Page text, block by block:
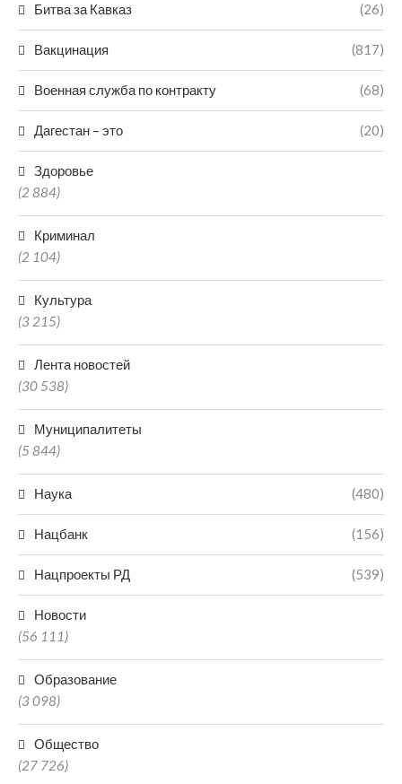
Битва за Кавказ (26)
Вакцинация (817)
Военная служба по контракту (68)
Дагестан – это (20)
Здоровье
(2 884)
Криминал
(2 104)
Культура
(3 215)
Лента новостей
(30 538)
Муниципалитеты
(5 844)
Наука (480)
Нацбанк (156)
Нацпроекты РД (539)
Новости
(56 111)
Образование
(3 098)
Общество
(27 726)